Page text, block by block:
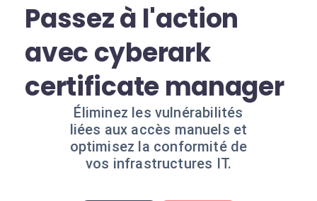
Passez à l'action
avec cyberark
certificate manager
Éliminez les vulnérabilités
liées aux accès manuels et
optimisez la conformité de
vos infrastructures IT.